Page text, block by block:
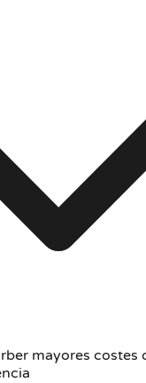
mayores costes